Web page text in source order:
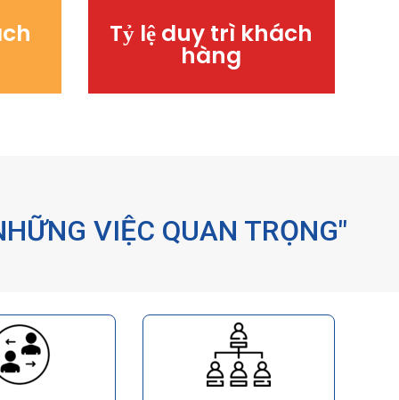
Tỷ lệ duy trì khách
hàng
Retention Rate
VIỆC QUAN TRỌNG"